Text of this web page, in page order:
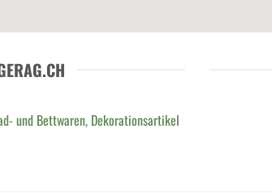
und Bettwaren, Dekorationsartikel